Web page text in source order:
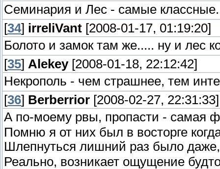
Семинария и Лес - самые
[34] irreliVant [2008-01-17, 01:19:20]
Болото и замок там же..... ну и лес
[35] Alekey[2008-01-18, 22:12:42]
Некрополь - чем страшнее, тем
[36] Berberrior [2008-02-27, 22:31:33]
А по-моему рвы, пропасти - самая
Помню я от них был в восторге
Шлепнуться лишний раз было
Реально, возникает ощущение